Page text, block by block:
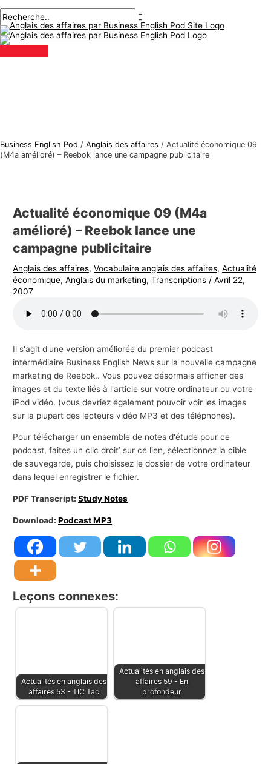
au
contenu
principal
Business English Pod / Anglais des affaires / Actualité économique 09
(M4a amélioré) – Reebok lance une campagne publicitaire
Actualité économique 09 (M4a
amélioré) – Reebok lance une
campagne publicitaire
Anglais des affaires,Vocabulaire anglais des affaires,Actualité
économique,Anglais du marketing,Transcriptions /Avril 22,
2007
Il s'agit d'une version améliorée du premier podcast
intermédiaire Business English News sur la nouvelle campagne
marketing de Reebok.. Vous pouvez désormais afficher des
images et du texte liés à l'article sur votre ordinateur ou votre
iPod vidéo. (vous devriez également pouvoir voir les images
sur la plupart des lecteurs vidéo MP3 et des téléphones).
Pour télécharger un ensemble de notes d'étude pour ce
podcast, faites un clic droit’ sur ce lien, sélectionnez la cible
de sauvegarde, puis choisissez le dossier de votre ordinateur
dans lequel enregistrer le fichier.
PDF Transcript:Study Notes
Download:Podcast MP3
Leçons connexes:
Actualités en anglais des
affaires 53 - TIC Tac
Actualités en anglais des
affaires 59 - En
profondeur
des
articles
ici..
mail*
S
u
j
e
n
i
s
d
e
s
a
i
r
e
s
R
e
c
h
r